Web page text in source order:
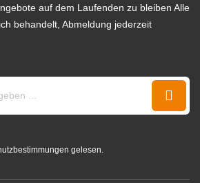
auf dem Laufenden zu bleiben Alle
behandelt, Abmeldung jederzeit
gelesen.